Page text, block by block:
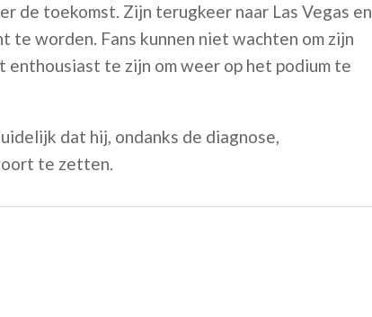
de toekomst. Zijn terugkeer naar Las Vegas en
worden. Fans kunnen niet wachten om zijn
te zijn om weer op het podium te
dat hij, ondanks de diagnose,
te zetten.